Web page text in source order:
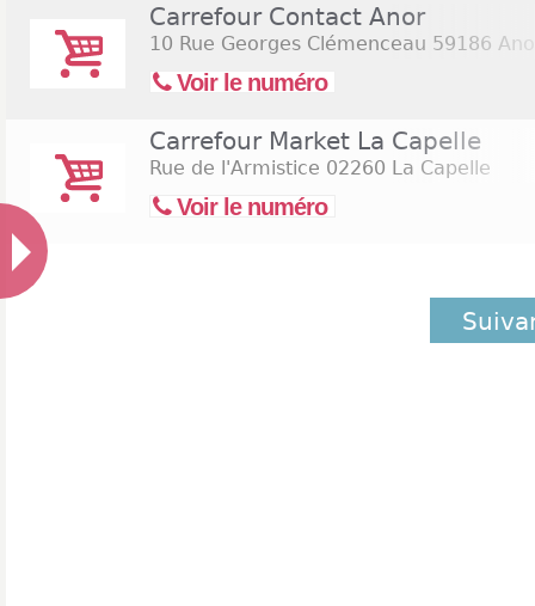
Carrefour Contact Anor
10 Rue Georges Clémenceau 59186
Voir le numéro
Carrefour Market La Capelle
Rue de l'Armistice 02260 La Capelle
Voir le numéro